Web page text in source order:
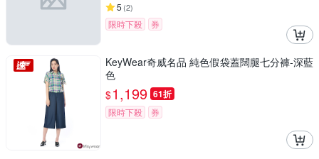
5 (2)
限時下殺 券
KeyWear奇威名品 純色假袋蓋闊腿七分褲-深藍
色
$1,199 61折
限時下殺 券